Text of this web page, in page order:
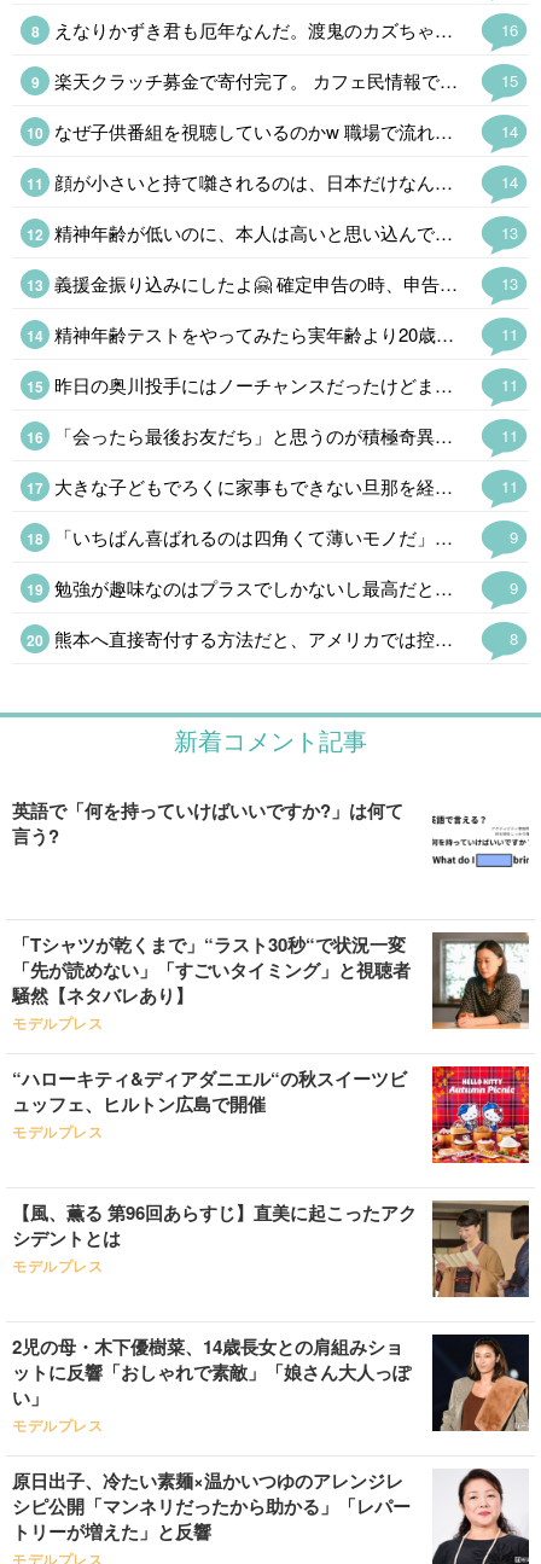
16
えなりかずき君も厄年なんだ。渡鬼のカズちゃんもこれで泉ピン子さんの後釜ができたとファンを期待させた天才だったけどほとんど見ないし。なかなか子役から大人の役者でやってくのも大変なもんだ。
15
楽天クラッチ募金で寄付完了。 カフェ民情報で、熊本県のホームページから義援金を送れる事を知ったけど、期限切れ間近のポイントがあったから、今回は楽天ポイントで。
14
なぜ子供番組を視聴しているのかw 職場で流れているんでしょうかねw 子供番組は当たり障り無いので、流しっぱなしに出来ますからね、 、という事に。 趣味で視聴してるなら怖いのでw
14
顔が小さいと持て囃されるのは、日本だけなんだよね、 平安時代は、顔は大きいというか、下膨れだったり、美人の定義だったのに、いつの間にか小顔にすり替わったよね。
13
精神年齢が低いのに、本人は高いと思い込んでる場合は❓️🤔 「俺は精神年齢50才」が口癖の同級生がいるんだけど、滅茶苦茶ガキなんだよね~😂 気づいてないの本人だけで草なんだけど、本人は思い込んでるから長生きできないのかな❓️
13
義援金振り込みにしたよ🤗 確定申告の時、申告できるし✌ HIKAKINみたいに物資送るのもイイネ
11
精神年齢テストをやってみたら実年齢より20歳若い45歳だった。まだ現役なみに仕事してるからかな。 今の60代はだいたい10年ほど精神年齢が若いヒトが多いそうだけど。
11
昨日の奥川投手にはノーチャンスだったけどまあ、しょうがない。スタメンも入団3年目くらいの選手ばかりで前監督が「育成してたら最下位」と言ったメンバーでよくやってる。最近は外国人選手もわりと当たるしFAなしで若手に蓋をしないようになっていくのかな。らしくないけど。
11
「会ったら最後お友だち」と思うのが積極奇異型アスペルガーである。対人関係の距離感がバグってるの「でなんなんだ、このヒトは」と思われることが多い。
11
大きな子どもでろくに家事もできない旦那を経済的に自立した嫁さんが捨てるという話が多いのだが、そもそもなぜこんなのと結婚したのか、オトコをみる目が絶望的になかったのかと考えてしまう。
9
「いちばん喜ばれるのは四角くて薄いモノだ」とミニ角榮さんみたいな先代は言ってたけど、物資はヒカキンさんみたいに同じモノを大量にというのはアリだけど個人でとなると仕分け作業が大変になりそうだ。 ちょっと前に戦地にしゃもじという怪しい木のオブジェを送った総理大臣がいたけど、もらった方はナンジャコレはだったろうなぁ。
9
勉強が趣味なのはプラスでしかないし最高だと思う 最近、勉強しない人はダメだと思う出来事が多くて、より強く思う 勉強しない人は努力しないから、だらしないし疲れる
8
熊本へ直接寄付する方法だと、アメリカでは控除の対象にならない 泣 こっちからだとクレカで寄付するのが手数料取られないし一番簡単なんだけど、控除を受けたいから日本へ寄付する時はアメリカの赤十字を経由してる
新着コメント記事
英語で「何を持っていけばいいですか?」は何て
言う?
「Tシャツが乾くまで」“ラスト30秒“で状況一変
「先が読めない」「すごいタイミング」と視聴者
騒然【ネタバレあり】
モデルプレス
“ハローキティ&ディアダニエル“の秋スイーツビ
ュッフェ、ヒルトン広島で開催
モデルプレス
【風、薫る 第96回あらすじ】直美に起こったアク
シデントとは
モデルプレス
2児の母・木下優樹菜、14歳長女との肩組みショ
ットに反響「おしゃれで素敵」「娘さん大人っぽ
い」
モデルプレス
原日出子、冷たい素麺×温かいつゆのアレンジレ
シピ公開「マンネリだったから助かる」「レパー
トリーが増えた」と反響
モデルプレス